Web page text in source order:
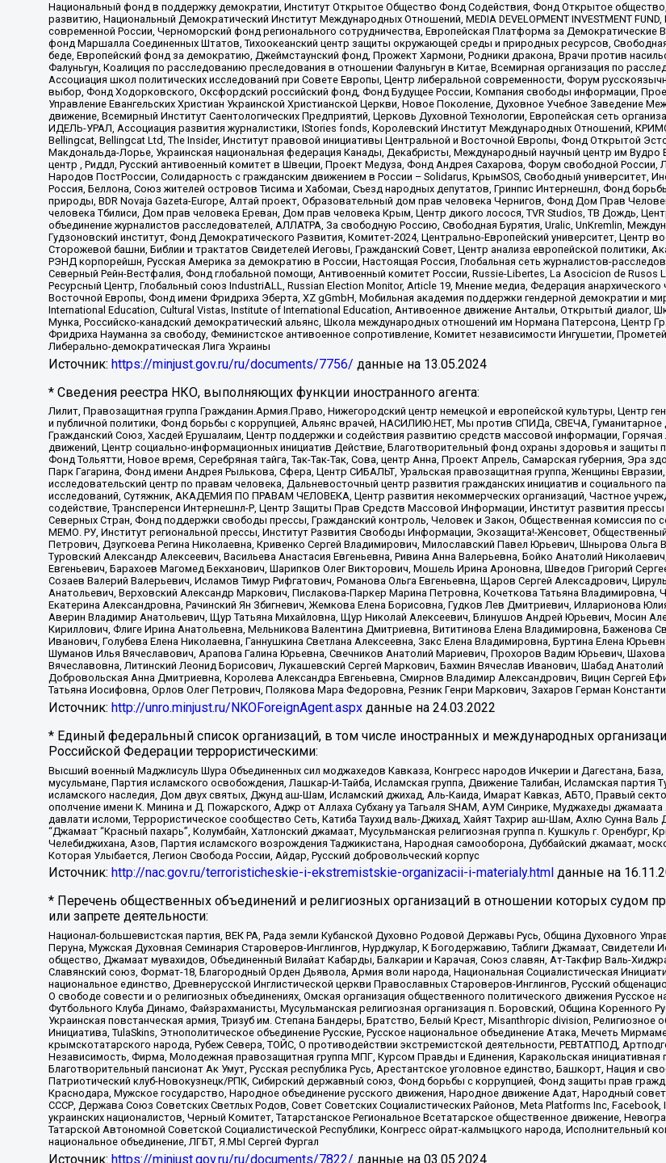
Национальный фонд в поддержку демократии, Институт Открытое Общество Фонд Содействия, Фонд Открытое
развитию, Национальный Демократический Институт Международных Отношений, MEDIA DEVELOPMENT INVESTMENT
современной России, Черноморский фонд регионального сотрудничества, Европейская Платформа за
фонд Маршалла Соединенных Штатов, Тихоокеанский центр защиты окружающей среды и природных ресурсов,
беде, Европейский фонд за демократию, Джеймстаунский фонд, Прожект Хармони, Родники дракона, Врачи против
Фалуньгун, Коалиция по расследованию преследования в отношении Фалуньгун в Китае, Всемирная организация по
Ассоциация школ политических исследований при Совете Европы, Центр либеральной современности, Форум
выбор, Фонд Ходорковского, Оксфордский российский фонд, Фонд Будущее России, Компания свободы информации,
Управление Евангельских Христиан Украинской Христианской Церкви, Новое Поколение, Духовное Учебное Заведение
движение, Всемирный Институт Саентологических Предприятий, Церковь Духовной Технологии, Европейская сеть
ИДЕЛЬ-УРАЛ, Ассоциация развития журналистики, IStories fonds, Королевский Институт Международных Отношений,
Bellingcat, Bellingcat Ltd, The Insider, Институт правовой инициативы Центральной и Восточной Европы, Фонд Открытой
Макдональда-Лорье, Украинская национальная федерация Канады, Декабристы, Международный научный центр им Вудро
центр , Риддл, Русский антивоенный комитет в Швеции, Проект Медуза, Фонд Андрея Сахарова, Форум свободной
Народов ПостРоссии, Солидарность с гражданским движением в России – Solidarus, КрымSOS, Свободный университет,
Россия, Беллона, Союз жителей островов Тисима и Хабомаи, Съезд народных депутатов, Гринпис Интернешнл, Фонд
природы, BDR Novaja Gazeta-Europe, Алтай проект, Образовательный дом прав человека Чернигов, Фонд Дом Прав
человека Тбилиси, Дом прав человека Ереван, Дом прав человека Крым, Центр дикого лосося, TVR Studios, ТВ Дождь,
объединение журналистов расследователей, АЛЛАТРА, За свободную Россию, Свободная Бурятия, Uralic, UnKremlin,
Гудзоновский институт, Фонд Демократического Развития, Комитет-2024, Центрально-Европейский университет, Центр
Сторожевой башни, Библии и трактатов Свидетелей Иеговы, Гражданский Совет, Центр анализа европейской политики,
РЭНД корпорейшн, Русская Америка за демократию в России, Настоящая Россия, Глобальная сеть журналистов-
Северный Рейн-Вестфалия, Фонд глобальной помощи, Антивоенный комитет России, Russie-Libertes, La Asocicion de
Ресурсный Центр, Глобальный союз IndustriALL, Russian Election Monitor, Article 19, Мнение медиа, Федерация
Восточной Европы, Фонд имени Фридриха Эберта, XZ gGmbH, Мобильная академия поддержки гендерной демократии и
International Education, Cultural Vistas, Institute of International Education, Антивоенное движение Антальи, Открытый
Мунка, Российско-канадский демократический альянс, Школа международных отношений им Нормана Патерсона, Центр
Фридриха Науманна за свободу, Феминистское антивоенное сопротивление, Комитет независимости Ингушетии,
Либерально-демократическая Лига Украины
Источник: https://minjust.gov.ru/ru/documents/7756/ данные на 13.05.2024
* Сведения реестра НКО, выполняющих функции иностранного агента:
Лилит, Правозащитная группа Гражданин.Армия.Право, Нижегородский центр немецкой и европейской культуры, Центр
и публичной политики, Фонд борьбы с коррупцией, Альянс врачей, НАСИЛИЮ.НЕТ, Мы против СПИДа, СВЕЧА, Гуманитарное
Гражданский Союз, Хасдей Ерушалаим, Центр поддержки и содействия развитию средств массовой информации, Горячая
движений, Центр социально-информационных инициатив Действие, Благотворительный фонд охраны здоровья и
Фонд Тольятти, Новое время, Серебряная тайга, Так-Так-Так, Сова, центр Анна, Проект Апрель, Самарская губерния,
Парк Гагарина, Фонд имени Андрея Рылькова, Сфера, Центр СИБАЛЬТ, Уральская правозащитная группа, Женщины
исследовательский центр по правам человека, Дальневосточный центр развития гражданских инициатив и социального
исследований, Сутяжник, АКАДЕМИЯ ПО ПРАВАМ ЧЕЛОВЕКА, Центр развития некоммерческих организаций, Частное
содействие, Трансперенси Интернешнл-Р, Центр Защиты Прав Средств Массовой Информации, Институт развития
Северных Стран, Фонд поддержки свободы прессы, Гражданский контроль, Человек и Закон, Общественная комиссия по
МЕМО. РУ, Институт региональной прессы, Институт Развития Свободы Информации, Экозащита!-Женсовет,
Петрович, Дзугкоева Регина Николаевна, Кривенко Сергей Владимирович, Милославский Павел Юрьевич, Шнырова
Туровский Александр Алексеевич, Васильева Анастасия Евгеньевна, Ривина Анна Валерьевна, Бойко Анатолий
Евгеньевич, Барахоев Магомед Бекханович, Шарипков Олег Викторович, Мошель Ирина Ароновна, Шведов Григорий
Созаев Валерий Валерьевич, Исламов Тимур Рифгатович, Романова Ольга Евгеньевна, Щаров Сергей Алексадрович,
Анатольевич, Верховский Александр Маркович, Пислакова-Паркер Марина Петровна, Кочеткова Татьяна Владимировна,
Екатерина Александровна, Рачинский Ян Збигневич, Жемкова Елена Борисовна, Гудков Лев Дмитриевич, Илларионова
Аверин Владимир Анатольевич, Щур Татьяна Михайловна, Щур Николай Алексеевич, Блинушов Андрей Юрьевич, Мосин
Кириллович, Флиге Ирина Анатольевна, Мельникова Валентина Дмитриевна, Вититинова Елена Владимировна, Баженова
Иванович, Голубева Елена Николаевна, Ганнушкина Светлана Алексеевна, Закс Елена Владимировна, Буртина Елена
Шуманов Илья Вячеславович, Арапова Галина Юрьевна, Свечников Анатолий Мариевич, Прохоров Вадим Юрьевич,
Вячеславовна, Литинский Леонид Борисович, Лукашевский Сергей Маркович, Бахмин Вячеслав Иванович, Шабад
Добровольская Анна Дмитриевна, Королева Александра Евгеньевна, Смирнов Владимир Александрович, Вицин Сергей
Татьяна Иосифовна, Орлов Олег Петрович, Полякова Мара Федоровна, Резник Генри Маркович, Захаров Герман
Источник: http://unro.minjust.ru/NKOForeignAgent.aspx данные на 24.03.2022
* Единый федеральный список организаций, в том числе иностранных и международных
Российской Федерации террористическими:
Высший военный Маджлисуль Шура Объединенных сил моджахедов Кавказа, Конгресс народов Ичкерии и Дагестана,
мусульмане, Партия исламского освобождения, Лашкар-И-Тайба, Исламская группа, Движение Талибан, Исламская
исламского наследия, Дом двух святых, Джунд аш-Шам, Исламский джихад, Аль-Каида, Имарат Кавказ, АБТО, Правый
ополчение имени К. Минина и Д. Пожарского, Аджр от Аллаха Субхану уа Тагьаля SHAM, АУМ Синрике, Муджахеды
давлати исломи, Террористическое сообщество Сеть, Катиба Таухид валь-Джихад, Хайят Тахрир аш-Шам, Ахлю Сунна Валь
“Джамаат “Красный пахарь”, Колумбайн, Хатлонский джамаат, Мусульманская религиозная группа п. Кушкуль г.
Челебиджихана, Азов, Партия исламского возрождения Таджикистана, Народная самооборона, Дуббайский джамаат,
Которая Улыбается, Легион Свобода России, Айдар, Русский добровольческий корпус
Источник: http://nac.gov.ru/terroristicheskie-i-ekstremistskie-organizacii-i-materialy.html данные на
* Перечень общественных объединений и религиозных организаций в отношении которых судом
или запрете деятельности:
Национал-большевистская партия, ВЕК РА, Рада земли Кубанской Духовно Родовой Державы Русь, Община Духовного
Перуна, Мужская Духовная Семинария Староверов-Инглингов, Нурджулар, К Богодержавию, Таблиги Джамаат, Свидетели
общество, Джамаат мувахидов, Объединенный Вилайат Кабарды, Балкарии и Карачая, Союз славян, Ат-Такфир Валь-
Славянский союз, Формат-18, Благородный Орден Дьявола, Армия воли народа, Национальная Социалистическая
национальное единство, Древнерусской Инглистической церкви Православных Староверов-Инглингов, Русский
О свободе совести и о религиозных объединениях, Омская организация общественного политического движения
Футбольного Клуба Динамо, Файзрахманисты, Мусульманская религиозная организация п. Боровский, Община Коренного
Украинская повстанческая армия, Тризуб им. Степана Бандеры, Братство, Белый Крест, Misanthropic division, Религиозное
Инициатива, TulaSkins, Этнополитическое объединение Русские, Русское национальное объединение Атака, Мечеть
крымскотатарского народа, Рубеж Севера, ТОЙС, О противодействии экстремистской деятельности, РЕВТАТПОД,
Независимость, Фирма, Молодежная правозащитная группа МПГ, Курсом Правды и Единения, Каракольская инициативная
Благотворительный пансионат Ак Умут, Русская республика Русь, Арестантское уголовное единство, Башкорт, Нация и
Патриотический клуб-Новокузнецк/РПК, Сибирский державный союз, Фонд борьбы с коррупцией, Фонд защиты прав
Краснодара, Мужское государство, Народное объединение русского движения, Народное движение Адат, Народный
СССР, Держава Союз Советских Светлых Родов, Совет Советских Социалистических Районов, Meta Platforms Inc,
украинских националистов, Черный Комитет, Татарстанское Региональное Всетатарское общественное движение,
Татарской Автономной Советской Социалистической Республики, Конгресс ойрат-калмыцкого народа, Исполнительный
национальное объединение, ЛГБТ, Я.МЫ Сергей Фургал
Источник: https://minjust.gov.ru/ru/documents/7822/ данные на 03.05.2024